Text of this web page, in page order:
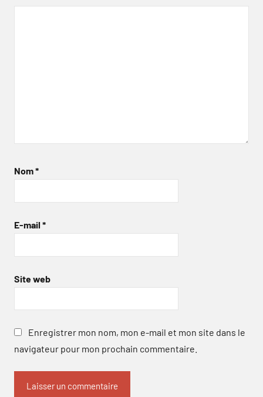
Nom*
E-mail *
Site web
Enregistrer mon nom, mon e-mail et mon site dans le
navigateur pour mon prochain commentaire.